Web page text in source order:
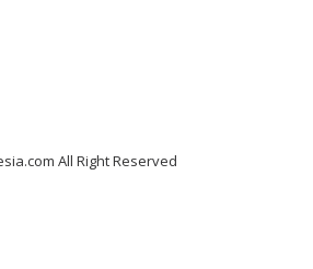
All Right Reserved